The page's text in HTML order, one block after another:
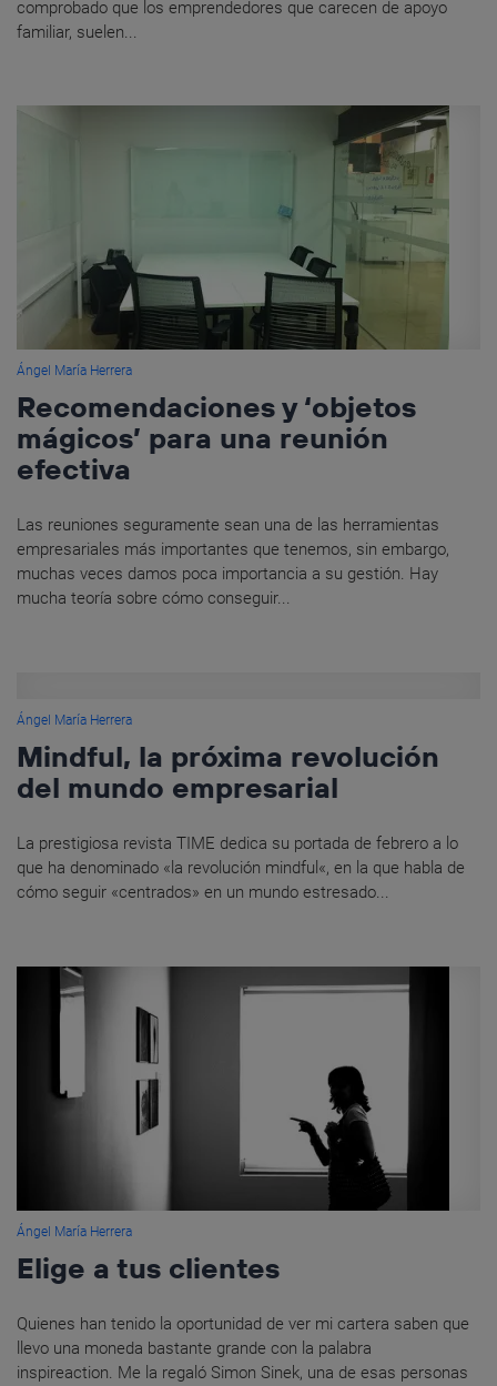
comprobado que los emprendedores que carecen de apoyo
familiar, suelen...
Ángel María Herrera
Recomendaciones y ‘objetos
mágicos’ para una reunión
efectiva
Las reuniones seguramente sean una de las herramientas
empresariales más importantes que tenemos, sin embargo,
muchas veces damos poca importancia a su gestión. Hay
mucha teoría sobre cómo conseguir...
Ángel María Herrera
Mindful, la próxima revolución
del mundo empresarial
La prestigiosa revista TIME dedica su portada de febrero a lo
que ha denominado «la revolución mindful«, en la que habla de
cómo seguir «centrados» en un mundo estresado...
Ángel María Herrera
Elige a tus clientes
Quienes han tenido la oportunidad de ver mi cartera saben que
llevo una moneda bastante grande con la palabra
inspireaction. Me la regaló Simon Sinek, una de esas personas